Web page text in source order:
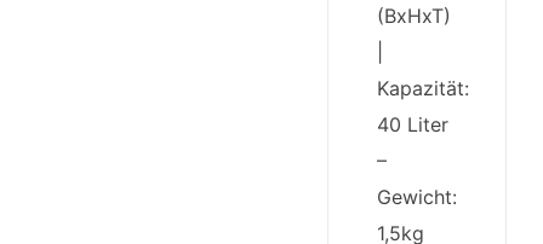
(BxHxT)
Kapazität:
40 Liter
–
Gewicht:
1,5kg